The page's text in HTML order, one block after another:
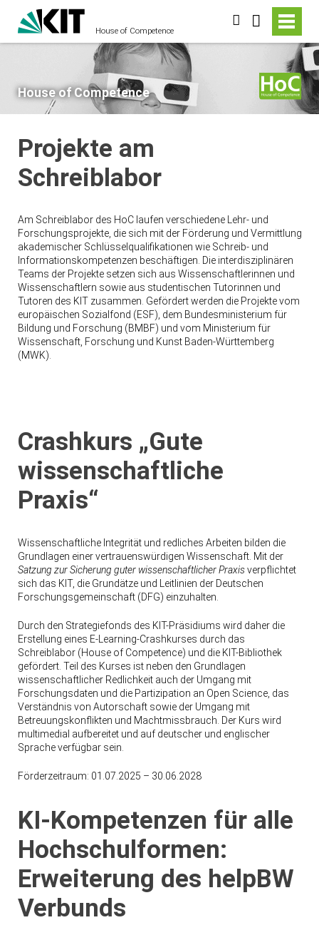
House of Competence
suchen
House of Competence
Projekte am
Schreiblabor
Am Schreiblabor des HoC laufen verschiedene Lehr- und
Forschungsprojekte, die sich mit der Förderung und Vermittlung
akademischer Schlüsselqualifikationen wie Schreib- und
Informationskompetenzen beschäftigen. Die interdisziplinären
Teams der Projekte setzen sich aus Wissenschaftlerinnen und
Wissenschaftlern sowie aus studentischen Tutorinnen und
Tutoren des KIT zusammen. Gefördert werden die Projekte vom
europäischen Sozialfond (ESF), dem Bundesministerium für
Bildung und Forschung (BMBF) und vom Ministerium für
Wissenschaft, Forschung und Kunst Baden-Württemberg
(MWK).
Crashkurs „Gute
wissenschaftliche
Praxis“
Wissenschaftliche Integrität und redliches Arbeiten bilden die
Grundlagen einer vertrauenswürdigen Wissenschaft. Mit der
Satzung zur Sicherung guter wissenschaftlicher Praxisverpflichtet
sich das KIT, die Grundätze und Leitlinien der Deutschen
Forschungsgemeinschaft (DFG) einzuhalten.
Durch den Strategiefonds des KIT-Präsidiums wird daher die
Erstellung eines E-Learning-Crashkurses durch das
Schreiblabor (House of Competence) und die KIT-Bibliothek
gefördert. Teil des Kurses ist neben den Grundlagen
wissenschaftlicher Redlichkeit auch der Umgang mit
Forschungsdaten und die Partizipation an Open Science, das
Verständnis von Autorschaft sowie der Umgang mit
Betreuungskonflikten und Machtmissbrauch. Der Kurs wird
multimedial aufbereitet und auf deutscher und englischer
Sprache verfügbar sein.
Förderzeitraum: 01.07.2025 – 30.06.2028
KI-Kompetenzen für alle
Hochschulformen:
Erweiterung des helpBW
Verbunds